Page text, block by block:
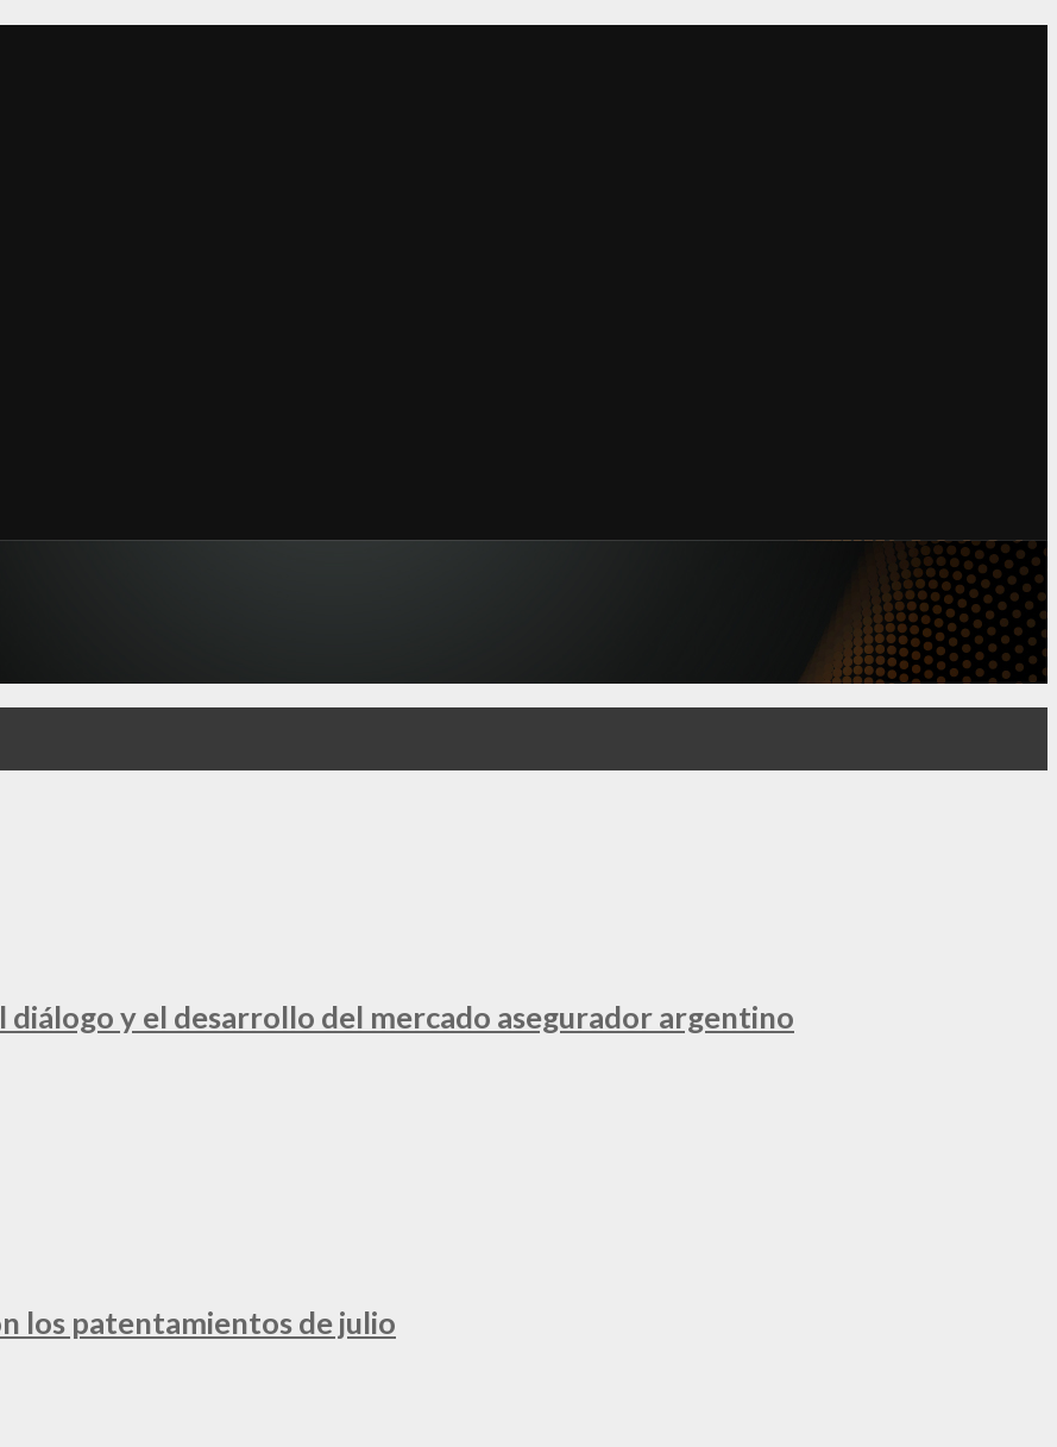
y el desarrollo del mercado asegurador argentino
los patentamientos de julio